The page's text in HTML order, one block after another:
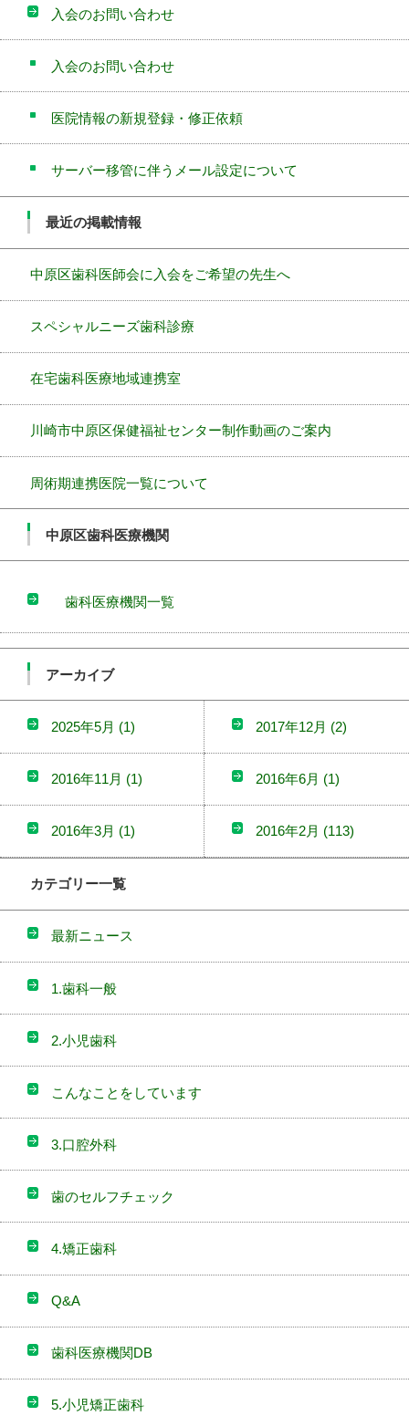
入会のお問い合わせ
入会のお問い合わせ
医院情報の新規登録・修正依頼
サーバー移管に伴うメール設定について
最近の掲載情報
中原区歯科医師会に入会をご希望の先生へ
スペシャルニーズ歯科診療
在宅歯科医療地域連携室
川崎市中原区保健福祉センター制作動画のご案内
周術期連携医院一覧について
中原区歯科医療機関
歯科医療機関一覧
アーカイブ
2025年5月 (1) 2017年12月 (2)
2016年11月 (1) 2016年6月 (1)
2016年3月 (1) 2016年2月 (113)
カテゴリー一覧
最新ニュース
1.歯科一般
2.小児歯科
こんなことをしています
3.口腔外科
歯のセルフチェック
4.矯正歯科
Q&A
歯科医療機関DB
5.小児矯正歯科